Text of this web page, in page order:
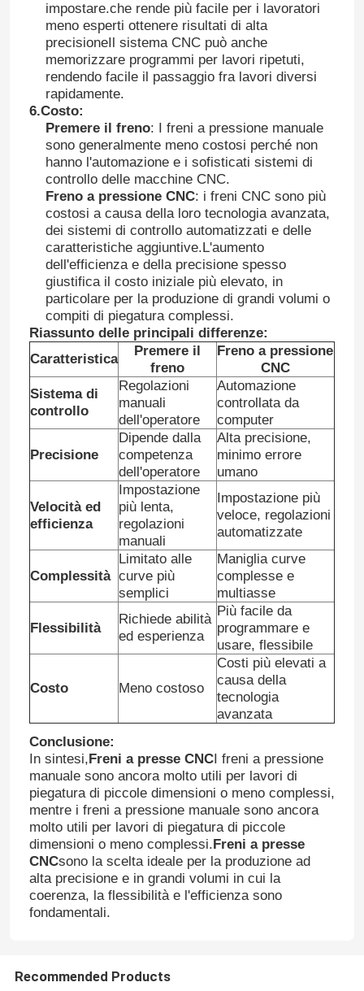
Visita alla fabbrica
Controllo di qualità
Contattaci
Notizie
Casi
Chiedi un preventivo
freno della pressa idraulica di CNC
Freno in tandem della stampa di CNC
Macchina di palo leggero
Macchina della Chiudere-Saldatura di palo leggero
Tagliatrice della porta di palo leggero
Highmast e macchina unipolare della saldatura
rotolo della guardavia che forma macchina
macchina di taglio idraulica
Granigliatrice
Tagliatrice del laser
CNC macchina di taglio al plasma
impostare.che rende più facile per i lavoratori
meno esperti ottenere risultati di alta
precisioneIl sistema CNC può anche
memorizzare programmi per lavori ripetuti,
rendendo facile il passaggio fra lavori diversi
rapidamente.
6.Costo:
Premere il freno: I freni a pressione manuale
sono generalmente meno costosi perché non
hanno l'automazione e i sofisticati sistemi di
controllo delle macchine CNC.
Freno a pressione CNC: i freni CNC sono più
costosi a causa della loro tecnologia avanzata,
dei sistemi di controllo automatizzati e delle
caratteristiche aggiuntive.L'aumento
dell'efficienza e della precisione spesso
giustifica il costo iniziale più elevato, in
particolare per la produzione di grandi volumi o
compiti di piegatura complessi.
Riassunto delle principali differenze:
Caratteristica
Premere il
freno
Freno a pressione
CNC
Sistema di
controllo
Regolazioni
manuali
dell'operatore
Automazione
controllata da
computer
Precisione
Dipende dalla
competenza
dell'operatore
Alta precisione,
minimo errore
umano
Velocità ed
efficienza
Impostazione
più lenta,
regolazioni
manuali
Impostazione più
veloce, regolazioni
automatizzate
Complessità
Limitato alle
curve più
semplici
Maniglia curve
complesse e
multiasse
Flessibilità
Richiede abilità
ed esperienza
Più facile da
programmare e
usare, flessibile
Costo Meno costoso
Costi più elevati a
causa della
tecnologia
avanzata
Conclusione:
In sintesi, Freni a presse CNCI freni a pressione
manuale sono ancora molto utili per lavori di
piegatura di piccole dimensioni o meno complessi,
mentre i freni a pressione manuale sono ancora
molto utili per lavori di piegatura di piccole
dimensioni o meno complessi. Freni a presse
CNCsono la scelta ideale per la produzione ad
alta precisione e in grandi volumi in cui la
coerenza, la flessibilità e l'efficienza sono
fondamentali.
Recommended Products